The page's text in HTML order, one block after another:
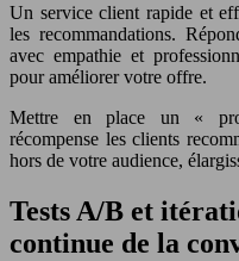
Un service client rapide et
les recommandations.
avec empathie et
pour améliorer votre offre.
Mettre en place un «
récompense les clients
hors de votre audience,
Tests A/B et
continue de la